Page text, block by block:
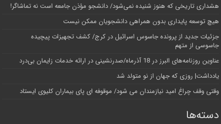
هشداری تاریخی که هنوز شنیده نمی‌شود/ دانشجو مؤذن جامعه است نه تماشاگر!
هیچ توسعه پایداری بدون همراهی دانشجویان ممکن نیست
جزئیات جدید از پرونده جاسوس اسرائیل در کرج/‌ کشف تجهیزات پیچیده
جاسوسی از متهم
عناوین روزنامه‌های البرز در ‌18 آذرماه/صدرنشینی در ارائه خدمات زایمان بی‌درد
یادداشت| روزی که جهان از نو متولد شد
وقتی وقف چراغ امید نیازمندان می شود/ موقوفه ای پای بیماران کلیوی ایستاد
دسته‌ها